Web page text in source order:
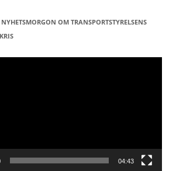
OM TRANSPORTSTYRELSENS
04:43